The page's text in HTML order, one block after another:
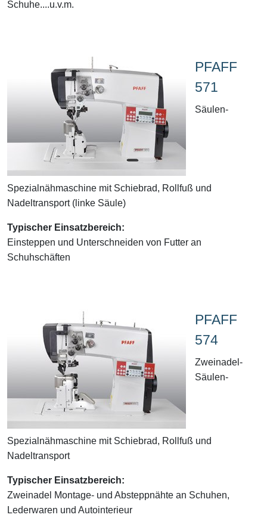
Schuhe....u.v.m.
PFAFF
571
Säulen-
Spezialnähmaschine mit Schiebrad, Rollfuß und
Nadeltransport (linke Säule)
Typischer Einsatzbereich:
Einsteppen und Unterschneiden von Futter an
Schuhschäften
PFAFF
574
Zweinadel-
Säulen-
Spezialnähmaschine mit Schiebrad, Rollfuß und
Nadeltransport
Typischer Einsatzbereich:
Zweinadel Montage- und Absteppnähte an Schuhen,
Lederwaren und Autointerieur